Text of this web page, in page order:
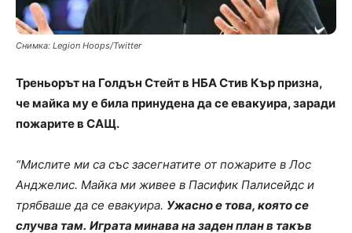
Снимка: Legion Hoops/Twitter
Треньорът на Голдън Стейт в НБА Стив Кър призна,
че майка му е била принудена да се евакуира, заради
пожарите в САЩ.
“Мислите ми са със засегнатите от пожарите в Лос
Анджелис. Майка ми живее в Пасифик Палисейдс и
трябваше да се евакуира. Ужасно е това, която се
случва там. Играта минава на заден план в такъв